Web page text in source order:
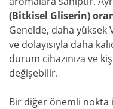
(Bitkisel Gliserin)
Genelde, daha yüksek
ve dolayısıyla daha
durum cihazınıza ve
değişebilir.
Bir diğer önemli nokta